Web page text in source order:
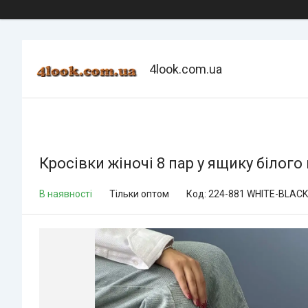
4look.com.ua
Кросівки жіночі 8 пар у ящику
В наявності Тільки оптом Код: 224-881 WHITE-